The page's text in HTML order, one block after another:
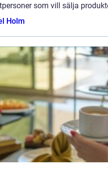
som vill sälja
Holm